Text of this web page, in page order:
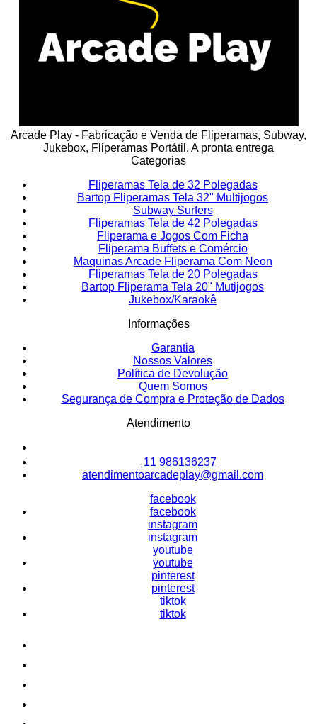
Arcade Play - Fabricação e Venda de Fliperamas, Subway,
Jukebox, Fliperamas Portátil. A pronta entrega
Categorias
Fliperamas Tela de 32 Polegadas
Bartop Fliperamas Tela 32" Multijogos
Subway Surfers
Fliperamas Tela de 42 Polegadas
Fliperama e Jogos Com Ficha
Fliperama Buffets e Comércio
Maquinas Arcade Fliperama Com Neon
Fliperamas Tela de 20 Polegadas
Bartop Fliperama Tela 20" Mutijogos
Jukebox/Karaokê
Informações
Garantia
Nossos Valores
Política de Devolução
Quem Somos
Segurança de Compra e Proteção de Dados
Atendimento
11 986136237
atendimentoarcadeplay@gmail.com
facebook
facebook
instagram
instagram
youtube
youtube
pinterest
pinterest
tiktok
tiktok